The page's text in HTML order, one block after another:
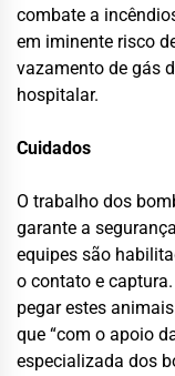
combate a
em iminente risco
vazamento de gás
hospitalar.
Cuidados
O trabalho dos
garante a
equipes são
o contato e
pegar estes
que “com o apoio
especializada dos